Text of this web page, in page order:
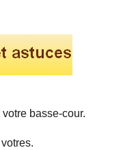
basse-cour.